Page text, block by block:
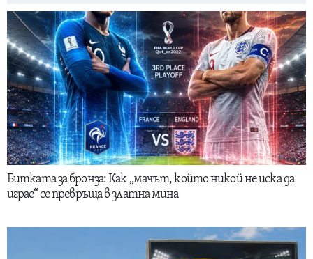
Битката за бронза: Как „мачът, който никой не иска да
играе“ се превръща в златна мина